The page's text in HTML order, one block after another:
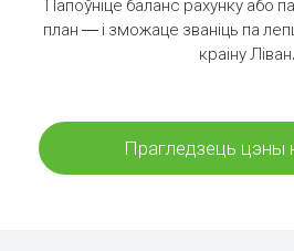
Папоўніце баланс рахунку або
план — і зможаце званіць па
краіну Ліван.
Прагледзець цэны